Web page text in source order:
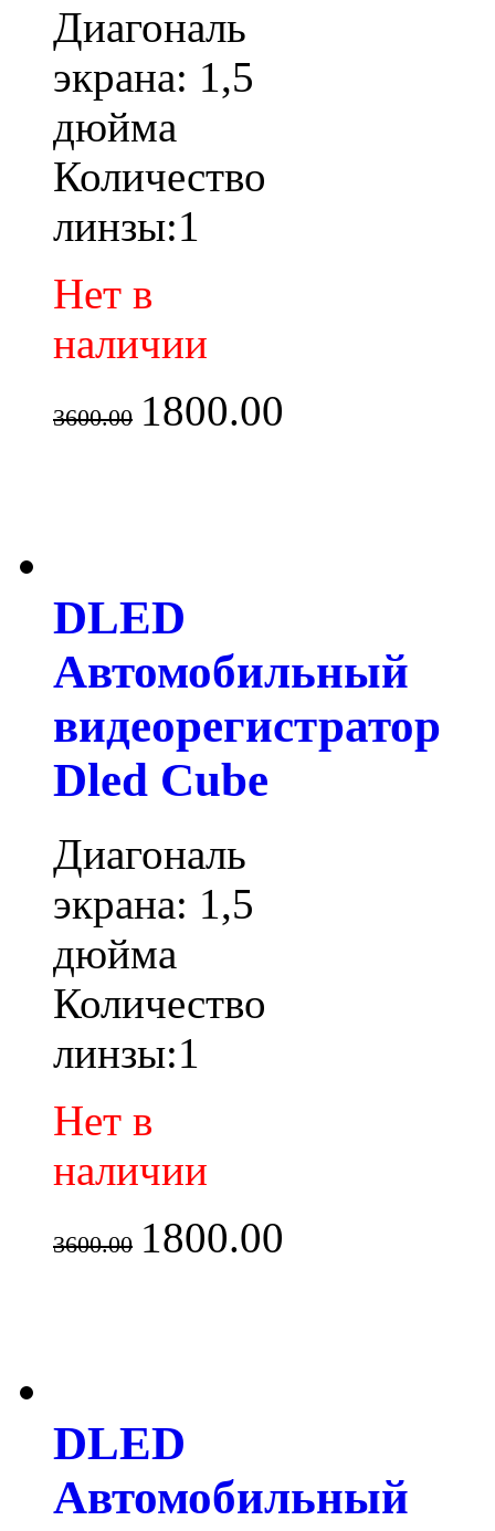
Диагональ
экрана: 1,5
дюйма
Количество
линзы:1
Нет в
наличии
3600.00 1800.00
DLED
Автомобильный
видеорегистратор
Dled Cube
Диагональ
экрана: 1,5
дюйма
Количество
линзы:1
Нет в
наличии
3600.00 1800.00
DLED
Автомобильный